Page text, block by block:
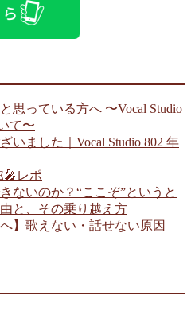
思っている方へ 〜Vocal Studio
て〜
いました｜Vocal Studio 802 年
レポ
ないのか？“ここぞ”というと
と、その乗り越え方
】歌えない・話せない原因